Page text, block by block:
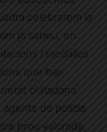
celebrarem la
ja sabeu, en
i medalles
que han
ciutadana.
de policia
prou valorada,